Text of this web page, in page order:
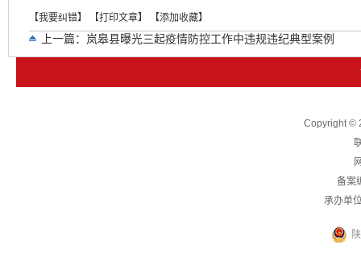
【我要纠错】 【打印文章】 【添加收藏】
上一篇： 岚皋县曝光三起疫情防控工作中违规违纪典型案例
Copyright ©
备案
承办单